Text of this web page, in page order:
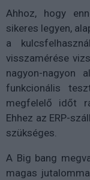
Ahhoz, hogy
sikeres legyen,
a
visszamérése
nagyon-nagyon
funkcionális
megfelelő időt
Ehhez az ERP-
szükséges.
A Big bang
magas